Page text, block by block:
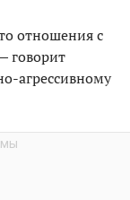
отношения с
говорит
агрессивному